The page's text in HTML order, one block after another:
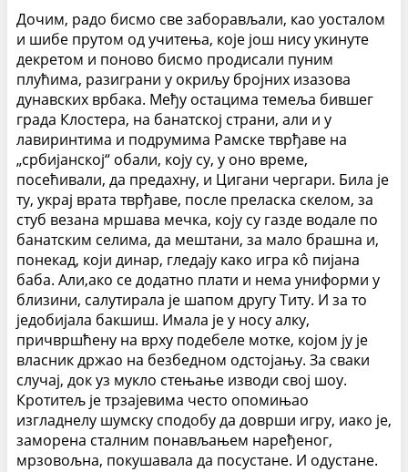
Дочим, радо бисмо све заборављали, као уосталом
и шибе прутом од учитења, које још нису укинуте
декретом и поново бисмо продисали пуним
плућима, разиграни у окриљу бројних изазова
дунавских врбака. Међу остацима темеља бившег
града Клостера, на банатској страни, али и у
лавиринтима и подрумима Рамске тврђаве на
„србијанској“ обали, коју су, у оно време,
посећивали, да предахну, и Цигани чергари. Била је
ту, украј врата тврђаве, после преласка скелом, за
стуб везана мршава мечка, коју су газде водале по
банатским селима, да мештани, за мало брашна и,
понекад, који динар, гледају како игра кô пијана
баба. Али,ако се додатно плати и нема униформи у
близини, салутирала је шапом другу Титу. И за то
једобијала бакшиш. Имала је у носу алку,
причвршћену на врху подебеле мотке, којом ју је
власник држао на безбедном одстојању. За сваки
случај, док уз мукло стењање изводи свој шоу.
Кротитељ је трзајевима често опомињао
изгладнелу шумску сподобу да доврши игру, иако је,
заморена сталним понављањем наређеног,
мрзовољна, покушавала да посустане. И одустане.